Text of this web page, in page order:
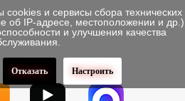
cookies и сервисы сбора технических
об IP-адресе, местоположении и др.)
и улучшения качества
Отказать Настроить